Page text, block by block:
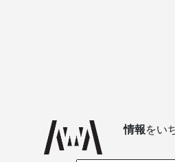
情報をい